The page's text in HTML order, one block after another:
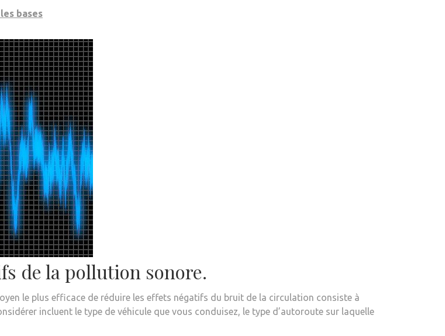
bases
de la pollution sonore.
le plus efficace de réduire les effets négatifs du bruit de la circulation consiste à
incluent le type de véhicule que vous conduisez, le type d’autoroute sur laquelle